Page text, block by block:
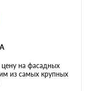
на фасадных
из самых крупных